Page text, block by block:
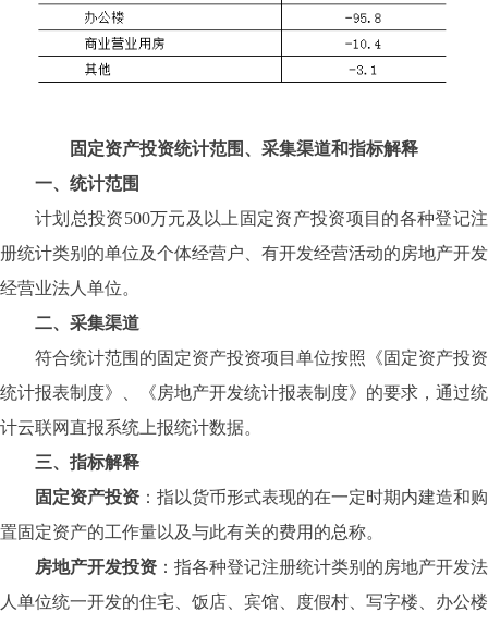
固定资产投资统计范围、采集渠道和指标解释
一、统计范围
计划总投资500万元及以上固定资产投资项目的各种登记注
册统计类别的单位及个体经营户、有开发经营活动的房地产开发
经营业法人单位。
二、采集渠道
符合统计范围的固定资产投资项目单位按照《固定资产投资
统计报表制度》、《房地产开发统计报表制度》的要求，通过统
计云联网直报系统上报统计数据。
三、指标解释
固定资产投资 ： 指以货币形式表现的在一定时期内建造和购
置固定资产的工作量以及与此有关的费用的总称。
房地产开发投资 ： 指各种登记注册统计类别的房地产开发法
人单位统一开发的住宅、饭店、宾馆、度假村、写字楼、办公楼